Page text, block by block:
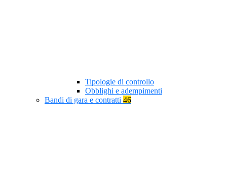
Tipologie di controllo
Obblighi e adempimenti
Bandi di gara e contratti 46